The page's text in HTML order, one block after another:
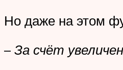
Но даже на этом
– За счёт